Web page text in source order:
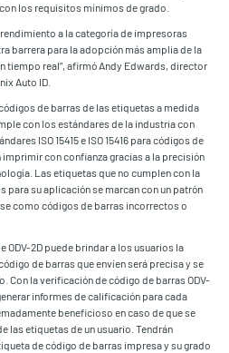
los requisitos mínimos de grado.
a la categoría de impresoras
barrera para la adopción más amplia de la
tiempo real”, afirmó Andy Edwards, director
Auto ID.
de barras de las etiquetas a medida
con los estándares de la industria con
ISO 15415 e ISO 15416 para códigos de
imprimir con confianza gracias a la precisión
Las etiquetas que no cumplen con la
su aplicación se marcan con un patrón
como códigos de barras incorrectos o
2D puede brindar a los usuarios la
de barras que envíen será precisa y se
Con la verificación de código de barras ODV-
informes de calificación para cada
beneficioso en caso de que se
las etiquetas de un usuario. Tendrán
de código de barras impresa y su grado